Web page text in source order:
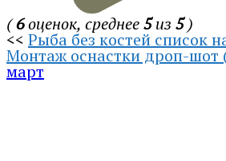
(6оценок, среднее5из 5)
<< Рыба без костей список
Монтаж оснастки дроп-шот
март